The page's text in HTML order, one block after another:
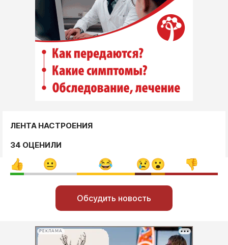
ЛЕНТА НАСТРОЕНИЯ
34 ОЦЕНИЛИ
Обсудить новость
РЕКЛАМА